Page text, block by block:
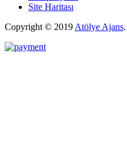
Site Haritası
Copyright © 2019Atölye Ajans.